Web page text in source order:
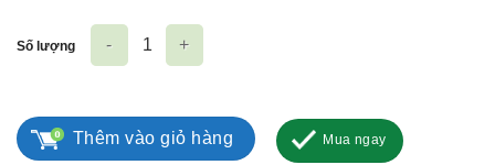
Số lượng
Thêm vào giỏ hàng Mua ngay